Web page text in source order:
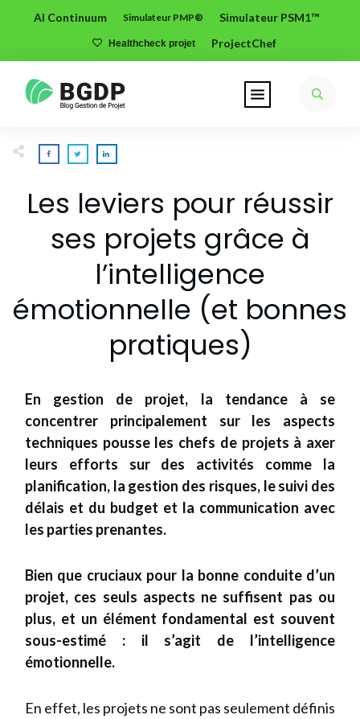
AI Continuum Simulateur PMP® Simulateur PSM1™
Healthcheck projet ProjectChef
Les leviers pour réussir
ses projets grâce à
l’intelligence
émotionnelle (et bonnes
pratiques)
En gestion de projet, la tendance à se
concentrer principalement sur les aspects
techniques pousse les chefs de projets à axer
leurs efforts sur des activités comme la
planification, la gestion des risques, le suivi des
délais et du budget et la communication avec
les parties prenantes.
Bien que cruciaux pour la bonne conduite d’un
projet, ces seuls aspects ne suffisent pas ou
plus, et un élément fondamental est souvent
sous-estimé : il s’agit de l’intelligence
émotionnelle.
En effet, les projets ne sont pas seulement définis